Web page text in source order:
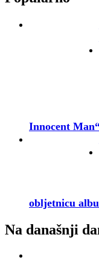
Innocent
obljetnicu
Na današnji